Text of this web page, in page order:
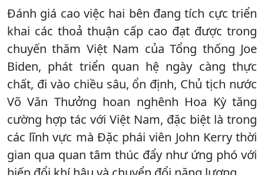
Đánh giá cao việc hai bên đang tích cực triển
khai các thoả thuận cấp cao đạt được trong
chuyến thăm Việt Nam của Tổng thống Joe
Biden, phát triển quan hệ ngày càng thực
chất, đi vào chiều sâu, ổn định, Chủ tịch nước
Võ Văn Thưởng hoan nghênh Hoa Kỳ tăng
cường hợp tác với Việt Nam, đặc biệt là trong
các lĩnh vực mà Đặc phái viên John Kerry thời
gian qua quan tâm thúc đẩy như ứng phó với